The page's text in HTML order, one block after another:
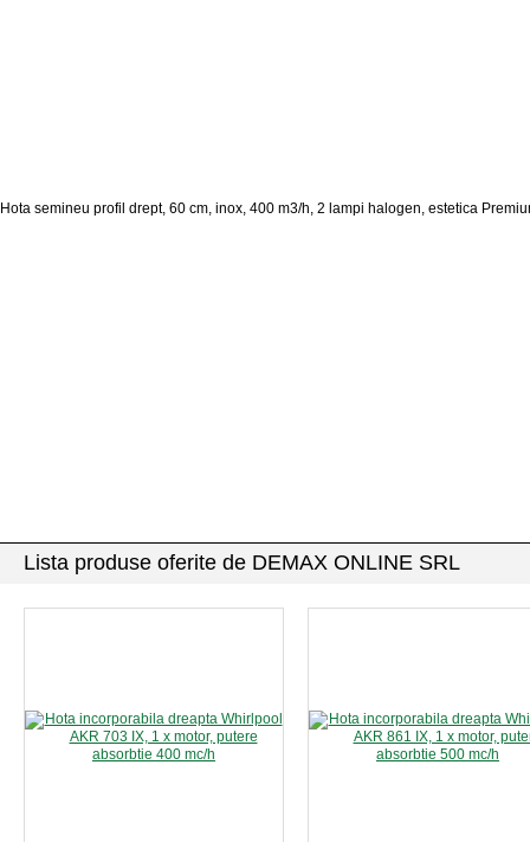
Hota semineu profil drept, 60 cm, inox, 400 m3/h, 2 lampi halogen, estetica
Lista produse oferite de DEMAX ONLINE SRL